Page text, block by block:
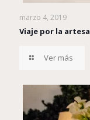
marzo 4, 2019
Viaje por la
Ver más